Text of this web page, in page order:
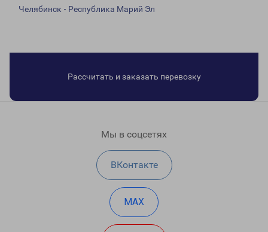
Челябинск - Республика Марий Эл
Рассчитать и заказать перевозку
Мы в соцсетях
ВКонтакте
MAX